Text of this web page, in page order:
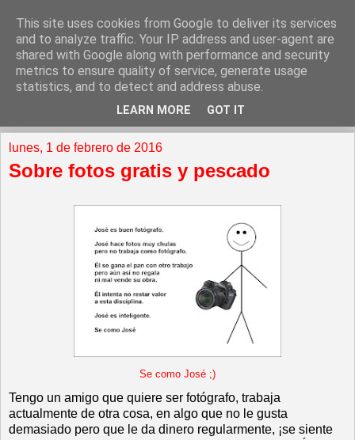
lunes, 1 de febrero de 2016
Sobre fotos gratis y pescado
Se como José ;)
Tengo un amigo que quiere ser fotógrafo, trabaja
actualmente de otra cosa, en algo que no le gusta
demasiado pero que le da dinero regularmente, ¡se siente
This site uses cookies from Google to deliver its services
and to analyze traffic. Your IP address and user-agent are
shared with Google along with performance and security
metrics to ensure quality of service, generate usage
statistics, and to detect and address abuse.
LEARN MORE GOT IT